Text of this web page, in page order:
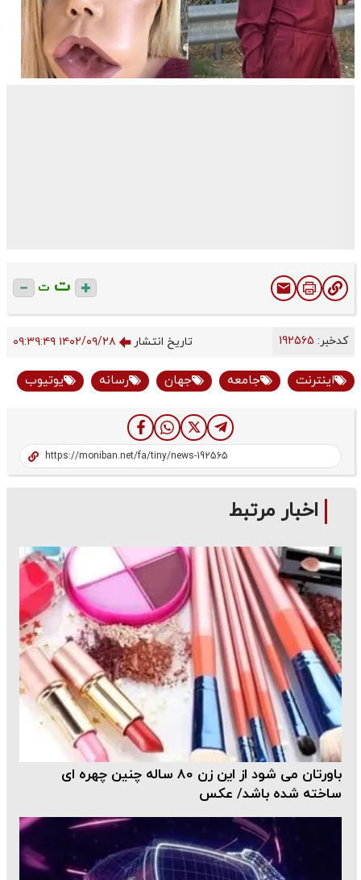
ت ت
کدخبر: تاریخ انتشار ۱۴۰۲/۰۹/۲۸ ۰۹:۳۹:۴۹
اینترنت جامعه جهان رسانه یوتیوب
اخبار مرتبط
باورتان می شود از این زن 80 ساله چنین چهره ای
ساخته شده باشد/ عکس